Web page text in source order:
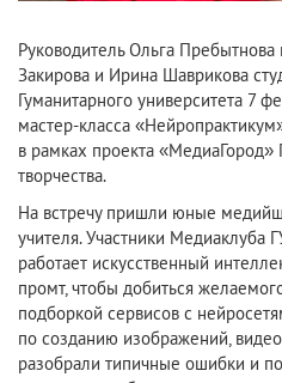
Руководитель Ольга
Закирова и Ирина Шаврикова
Гуманитарного университета 7
мастер-класса
в рамках проекта «МедиаГород»
творчества.
На встречу пришли юные
учителя. Участники Медиаклуба
работает искусственный
промт, чтобы добиться
подборкой сервисов с
по созданию изображений,
разобрали типичные ошибки и